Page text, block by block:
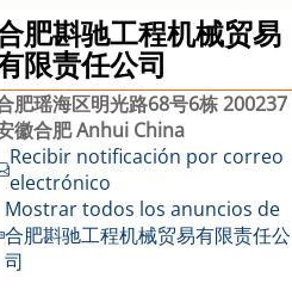
肥斟驰工程机械贸易
限责任公司
肥瑶海区明光路68号6栋 200237
徽合肥 Anhui China
Recibir notificación por correo
electrónico
Mostrar todos los anuncios de
合肥斟驰工程机械贸易有限责任公
司